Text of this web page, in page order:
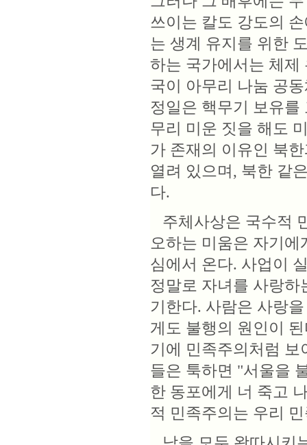
쓰이는 칼도 강도의
는 생계 유지를 위한
하는 국가에서는 체제
국이 아무리 나눔 공
정일은 핵무기 보유를
무리 미운 짓을 해도
가 존재의 이유인 북
열려 있으며, 북한 같
다.
주체사상은 국수적
오하는 미움은 자기에
심에서 온다. 사업이
정말로 자녀를 사랑하
기한다. 사람은 사랑
게도 불행의 원인이
기에 민족주의처럼 보
들은 툭하면 "서울을
한 동포에게 너 죽고
적 민족주의는 우리